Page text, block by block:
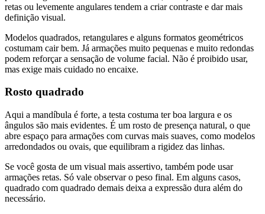
retas ou levemente angulares tendem a criar contraste e dar mais
definição visual.
Modelos quadrados, retangulares e alguns formatos geométricos
costumam cair bem. Já armações muito pequenas e muito redondas
podem reforçar a sensação de volume facial. Não é proibido usar,
mas exige mais cuidado no encaixe.
Rosto quadrado
Aqui a mandíbula é forte, a testa costuma ter boa largura e os
ângulos são mais evidentes. É um rosto de presença natural, o que
abre espaço para armações com curvas mais suaves, como modelos
arredondados ou ovais, que equilibram a rigidez das linhas.
Se você gosta de um visual mais assertivo, também pode usar
armações retas. Só vale observar o peso final. Em alguns casos,
quadrado com quadrado demais deixa a expressão dura além do
necessário.